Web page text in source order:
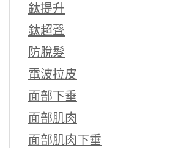
鈦提升
鈦超聲
防脫髮
電波拉皮
面部下垂
面部肌肉
面部肌肉下垂